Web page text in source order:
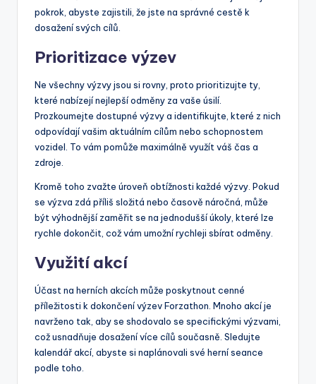
pokrok, abyste zajistili, že jste na správné cestě k
dosažení svých cílů.
Prioritizace výzev
Ne všechny výzvy jsou si rovny, proto prioritizujte ty,
které nabízejí nejlepší odměny za vaše úsilí.
Prozkoumejte dostupné výzvy a identifikujte, které z nich
odpovídají vašim aktuálním cílům nebo schopnostem
vozidel. To vám pomůže maximálně využít váš čas a
zdroje.
Kromě toho zvažte úroveň obtížnosti každé výzvy. Pokud
se výzva zdá příliš složitá nebo časově náročná, může
být výhodnější zaměřit se na jednodušší úkoly, které lze
rychle dokončit, což vám umožní rychleji sbírat odměny.
Využití akcí
Účast na herních akcích může poskytnout cenné
příležitosti k dokončení výzev Forzathon. Mnoho akcí je
navrženo tak, aby se shodovalo se specifickými výzvami,
což usnadňuje dosažení více cílů současně. Sledujte
kalendář akcí, abyste si naplánovali své herní seance
podle toho.